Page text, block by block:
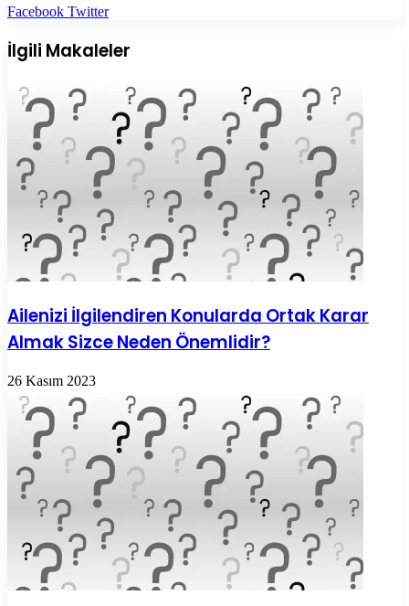
Facebook TwitterLinkedIn
Tumblr
Pinterest
Reddit
VKontakte
E-
ile
paylaş
Yazdır
İlgili Makaleler
Ailenizi İlgilendiren Konularda Ortak Karar
Almak Sizce Neden Önemlidir?
26 Kasım 2023